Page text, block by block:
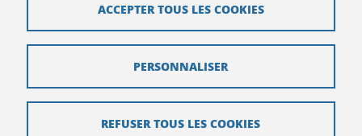
Crédits
ACCEPTER TOUS LES COOKIES
REFUSER TOUS LES COOKIES
PERSONNALISER